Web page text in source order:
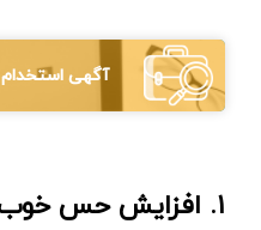
آگهی استخدام
۱. افزایش حس خوب در میان متقاضیان